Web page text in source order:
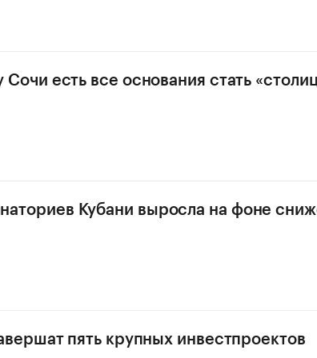
есть все основания стать
Кубани выросла на фоне
пять крупных инвестпроектов